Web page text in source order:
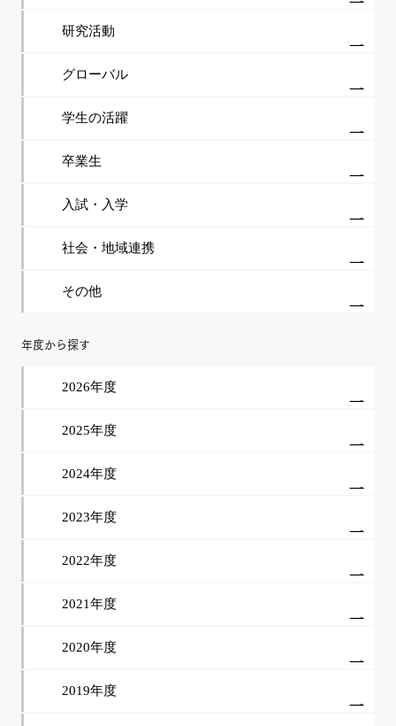
研究活動
グローバル
学生の活躍
卒業生
入試・入学
社会・地域連携
その他
年度から探す
2026年度
2025年度
2024年度
2023年度
2022年度
2021年度
2020年度
2019年度